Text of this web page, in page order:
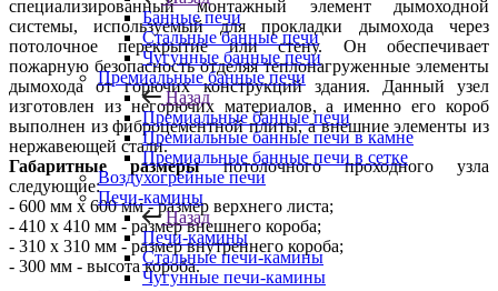
Банные печи
Стальные банные печи
Чугунные банные печи
Премиальные банные печи
Назад
Премиальные банные печи
Премиальные банные печи в камне
Премиальные банные печи в сетке
Воздухогрейные печи
Печи-камины
Назад
Печи-камины
Стальные печи-камины
Чугунные печи-камины
специализированный монтажный элемент дымоходной
системы, используемый для прокладки дымохода через
потолочное перекрытие или стену. Он обеспечивает
пожарную безопасность отделяя теплонагруженные элементы
дымохода от горючих конструкций здания. Данный узел
изготовлен из негорючих материалов, а именно его короб
выполнен из фиброцементной плиты, а внешние элементы из
нержавеющей стали.
Габаритные размерыпотолочного проходного узла
следующие:
- 600 мм х 600 мм - размер верхнего листа;
- 410 х 410 мм - размер внешнего короба;
- 310 х 310 мм - размер внутреннего короба;
- 300 мм - высота короба.